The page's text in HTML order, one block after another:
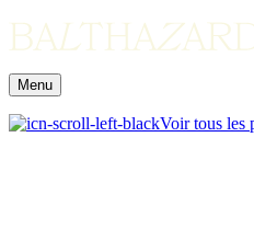
Menu
Voir tous les